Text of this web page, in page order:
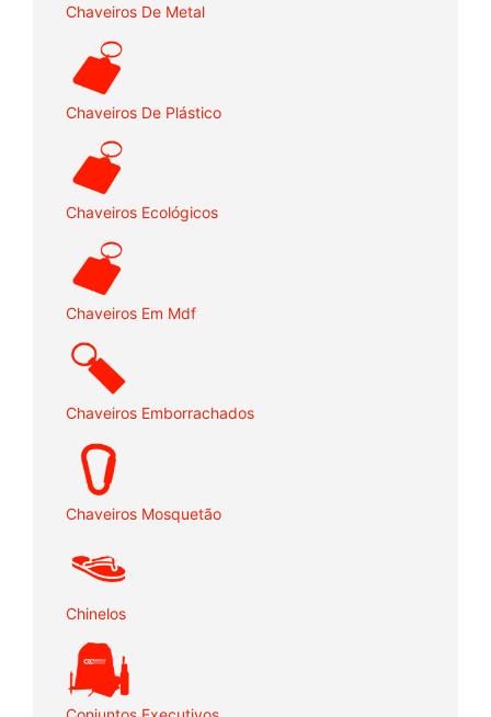
Chaveiros De Metal
Chaveiros De Plástico
Chaveiros Ecológicos
Chaveiros Em Mdf
Chaveiros Emborrachados
Chaveiros Mosquetão
Chinelos